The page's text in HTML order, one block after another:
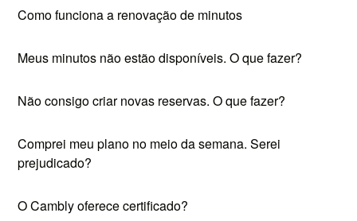
Como funciona a renovação de minutos
Meus minutos não estão disponíveis. O que fazer?
Não consigo criar novas reservas. O que fazer?
Comprei meu plano no meio da semana. Serei
prejudicado?
O Cambly oferece certificado?